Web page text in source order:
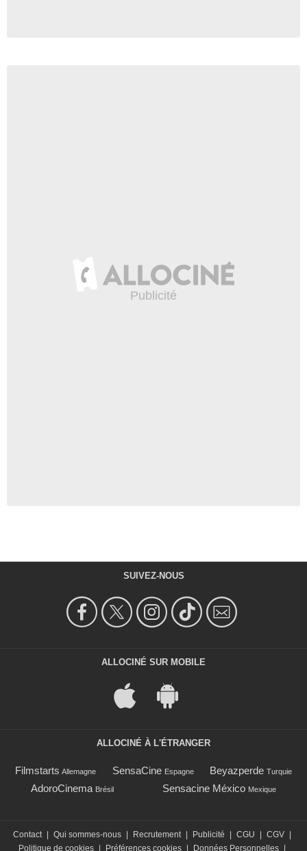
SUIVEZ-NOUS
ALLOCINÉ SUR MOBILE
ALLOCINÉ À L'ÉTRANGER
Filmstarts Allemagne SensaCine Espagne Beyazperde Turquie
AdoroCinema Brésil Sensacine México Mexique
Contact Qui sommes-nous Recrutement Publicité CGU CGV
Politique de cookies
Préférences cookies Données Personnelles